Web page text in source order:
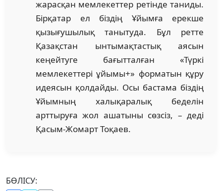
жарасқан мемлекеттер ретінде таниды.
Бірқатар ел біздің Ұйымға ерекше
қызығушылық танытуда. Бұл ретте
Қазақстан ынтымақтастық аясын
кеңейтуге бағытталған «Түркі
мемлекеттері ұйымы+» форматын құру
идеясын қолдайды. Осы бастама біздің
Ұйымның халықаралық беделін
арттыруға жол ашатыны сөзсіз, – деді
Қасым-Жомарт Тоқаев.
БӨЛІСУ: